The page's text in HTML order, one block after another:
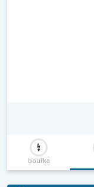
bouřka